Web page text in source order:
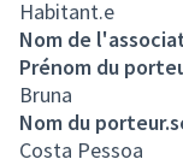
Habitant.e
Nom de
Prénom du
Bruna
Nom du
Costa Pessoa